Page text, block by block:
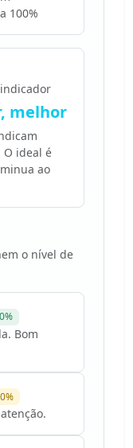
100%
melhor
O ideal é
ao
o nível de
Bom